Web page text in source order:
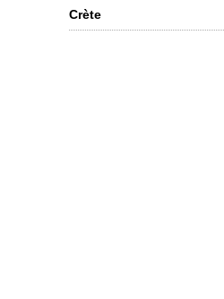
Crète